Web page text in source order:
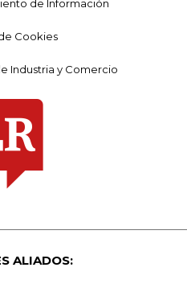
de Información
Cookies
Industria y Comercio
ALIADOS: